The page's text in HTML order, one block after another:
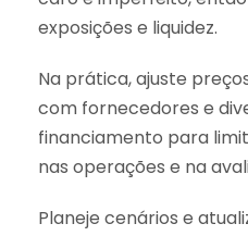
exposições e liquidez.
Na prática, ajuste
com fornecedores e
financiamento para
nas operações e na
Planeje cenários e